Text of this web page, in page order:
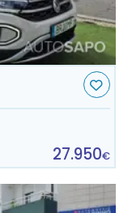
27.950€